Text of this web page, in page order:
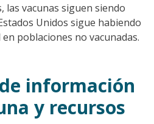
las vacunas siguen siendo
Unidos sigue habiendo
poblaciones no vacunadas.
información
y recursos